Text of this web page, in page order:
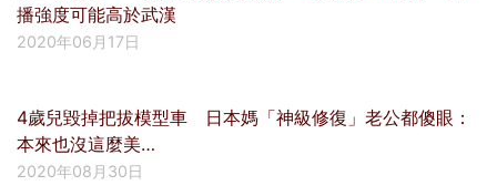
播強度可能高於武漢
2020年06月17日
4歲兒毀掉把拔模型車 日本媽「神級修復」老公都傻眼：
本來也沒這麼美…
2020年08月30日